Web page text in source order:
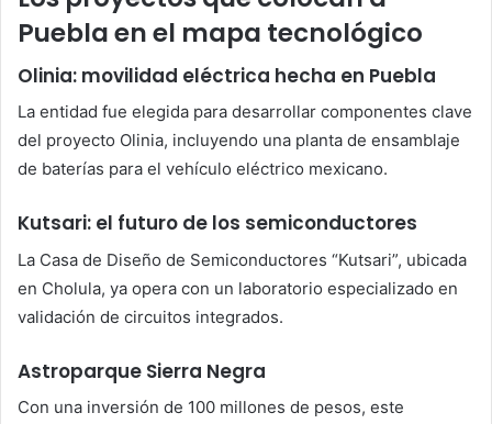
Puebla en el mapa tecnológico
Olinia: movilidad eléctrica hecha en Puebla
La entidad fue elegida para desarrollar componentes clave
del proyecto Olinia, incluyendo una planta de ensamblaje
de baterías para el vehículo eléctrico mexicano.
Kutsari: el futuro de los semiconductores
La Casa de Diseño de Semiconductores “Kutsari”, ubicada
en Cholula, ya opera con un laboratorio especializado en
validación de circuitos integrados.
Astroparque Sierra Negra
Con una inversión de 100 millones de pesos, este